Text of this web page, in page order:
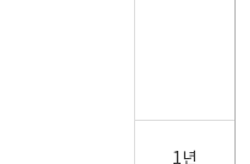
1년